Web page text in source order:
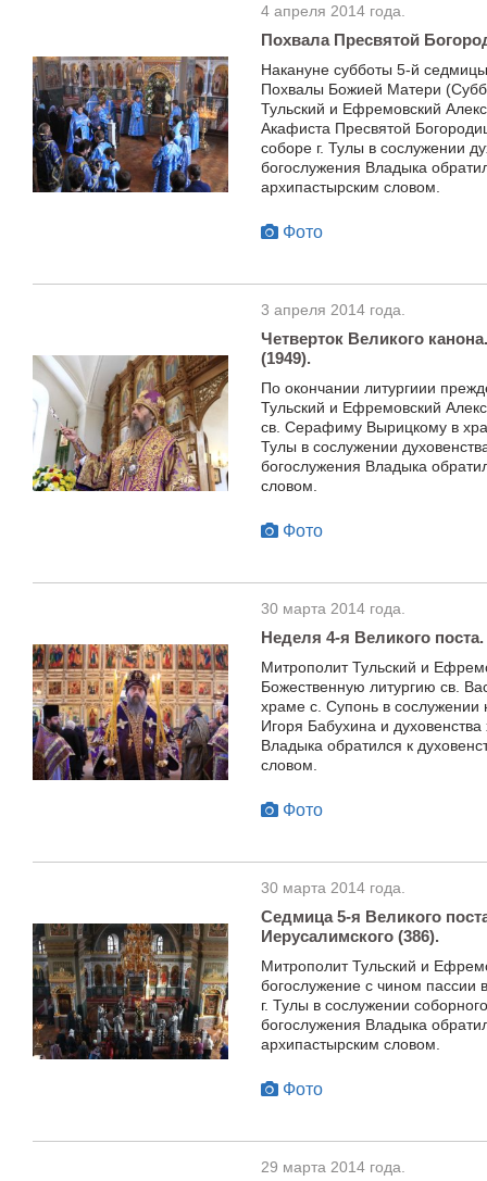
4 апреля 2014 года.
Похвала Пресвятой
Накануне субботы 5-й
Похвалы Божией Матери
Тульский и Ефремовский
Акафиста Пресвятой
соборе г. Тулы в сослужении
богослужения Владыка
архипастырским словом.
Фото
3 апреля 2014 года.
Четверток Великого
(1949).
По окончании литургиии
Тульский и Ефремовский
св. Серафиму Вырицкому в
Тулы в сослужении
богослужения Владыка
словом.
Фото
30 марта 2014 года.
Неделя 4-я Великого
Митрополит Тульский и
Божественную литургию св.
храме с. Супонь в сослужении
Игоря Бабухина и
Владыка обратился к
словом.
Фото
30 марта 2014 года.
Седмица 5-я Великого
Иерусалимского (386).
Митрополит Тульский и
богослужение с чином
г. Тулы в сослужении
богослужения Владыка
архипастырским словом.
Фото
29 марта 2014 года.